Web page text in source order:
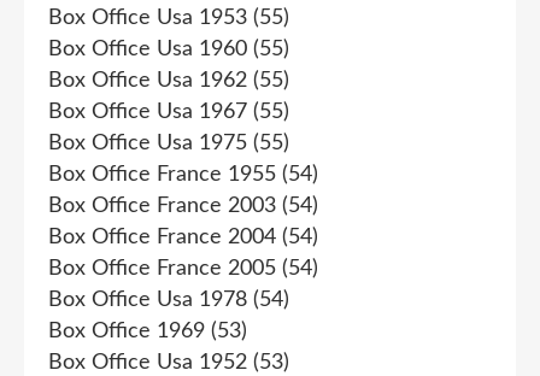
Box Office Usa 1953 (55)
Box Office Usa 1960 (55)
Box Office Usa 1962 (55)
Box Office Usa 1967 (55)
Box Office Usa 1975 (55)
Box Office France 1955 (54)
Box Office France 2003 (54)
Box Office France 2004 (54)
Box Office France 2005 (54)
Box Office Usa 1978 (54)
Box Office 1969 (53)
Box Office Usa 1952 (53)